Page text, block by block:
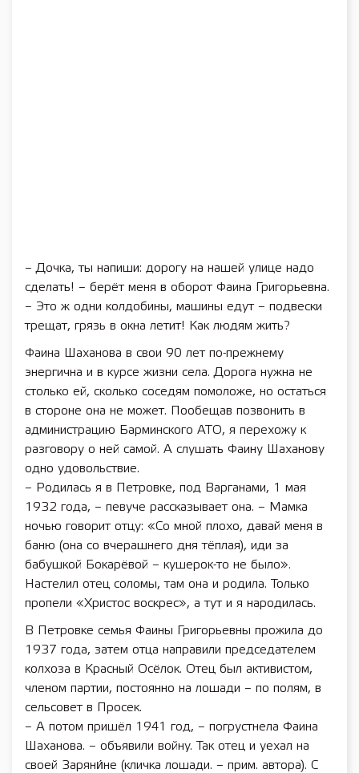
– Дочка, ты напиши: дорогу на нашей улице надо
сделать! – берёт меня в оборот Фаина Григорьевна.
– Это ж одни колдобины, машины едут – подвески
трещат, грязь в окна летит! Как людям жить?
Фаина Шаханова в свои 90 лет по-прежнему
энергична и в курсе жизни села. Дорога нужна не
столько ей, сколько соседям помоложе, но остаться
в стороне она не может. Пообещав позвонить в
администрацию Барминского АТО, я перехожу к
разговору о ней самой. А слушать Фаину Шаханову
одно удовольствие.
– Родилась я в Петровке, под Варганами, 1 мая
1932 года, – певуче рассказывает она. – Мамка
ночью говорит отцу: «Со мной плохо, давай меня в
баню (она со вчерашнего дня тёплая), иди за
бабушкой Бокарёвой – кушерок-то не было».
Настелил отец соломы, там она и родила. Только
пропели «Христос воскрес», а тут и я народилась.
В Петровке семья Фаины Григорьевны прожила до
1937 года, затем отца направили председателем
колхоза в Красный Осёлок. Отец был активистом,
членом партии, постоянно на лошади – по полям, в
сельсовет в Просек.
– А потом пришёл 1941 год, – погрустнела Фаина
Шаханова. – объявили войну. Так отец и уехал на
своей Заряни́не (кличка лошади. – прим. автора). С